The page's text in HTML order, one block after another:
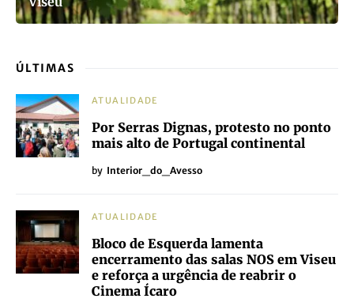
ÚLTIMAS
ATUALIDADE
Por Serras Dignas, protesto no ponto
mais alto de Portugal continental
by Interior_do_Avesso
ATUALIDADE
Bloco de Esquerda lamenta
encerramento das salas NOS em Viseu
e reforça a urgência de reabrir o
Cinema Ícaro